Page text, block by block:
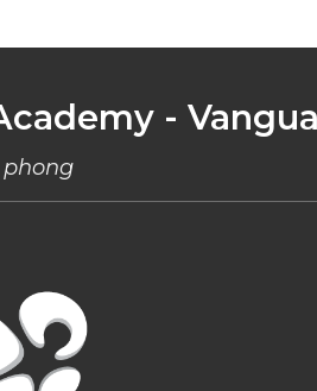
-
phong